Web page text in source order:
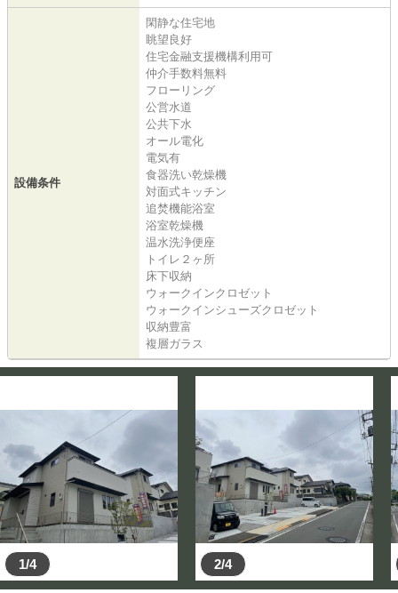
設備条件
閑静な住宅地
眺望良好
住宅金融支援機構利用可
仲介手数料無料
フローリング
公営水道
公共下水
オール電化
電気有
食器洗い乾燥機
対面式キッチン
追焚機能浴室
浴室乾燥機
温水洗浄便座
トイレ２ヶ所
床下収納
ウォークインクロゼット
ウォークインシューズクロゼット
収納豊富
複層ガラス
1/4 2/4